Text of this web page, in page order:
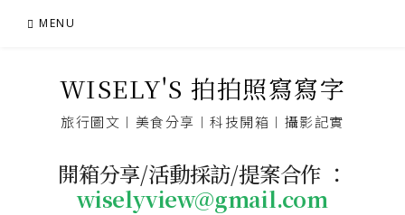
MENU
WISELY'S 拍拍照寫寫字
旅行圖文︱美食分享︱科技開箱︱攝影記實
開箱分享/活動採訪/提案合作 ：
wiselyview@gmail.com